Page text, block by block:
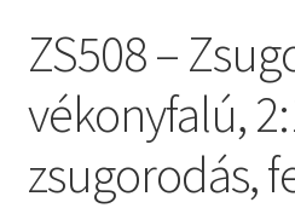
ZS508 –
vékonyfalú,
zsugorodás,